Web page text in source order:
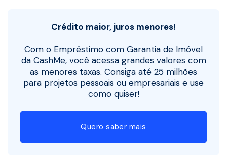
Crédito maior, juros menores!
Com o Empréstimo com Garantia de Imóvel
da CashMe, você acessa grandes valores com
as menores taxas. Consiga até 25 milhões
para projetos pessoais ou empresariais e use
como quiser!
Quero saber mais